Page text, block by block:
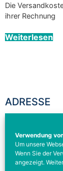
Verwendung
Um unsere
Wenn Sie der
angezeigt.
Die
ihrer Rechnung
Weiterlesen
ADRESSE
BODEKU GmbH
Schleehofstraße
D-97209